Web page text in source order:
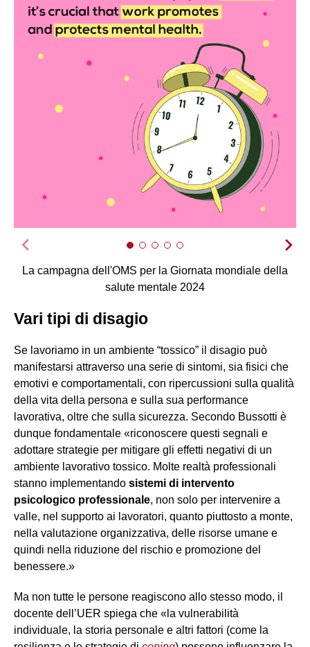
La campagna dell'OMS per la Giornata mondiale della
salute mentale 2024
Vari tipi di disagio
Se lavoriamo in un ambiente “tossico” il disagio può
manifestarsi attraverso una serie di sintomi, sia fisici che
emotivi e comportamentali, con ripercussioni sulla qualità
della vita della persona e sulla sua performance
lavorativa, oltre che sulla sicurezza. Secondo Bussotti è
dunque fondamentale «riconoscere questi segnali e
adottare strategie per mitigare gli effetti negativi di un
ambiente lavorativo tossico. Molte realtà professionali
stanno implementando sistemi di intervento
psicologico professionale, non solo per intervenire a
valle, nel supporto ai lavoratori, quanto piuttosto a monte,
nella valutazione organizzativa, delle risorse umane e
quindi nella riduzione del rischio e promozione del
benessere.»
Ma non tutte le persone reagiscono allo stesso modo, il
docente dell’UER spiega che «la vulnerabilità
individuale, la storia personale e altri fattori (come la